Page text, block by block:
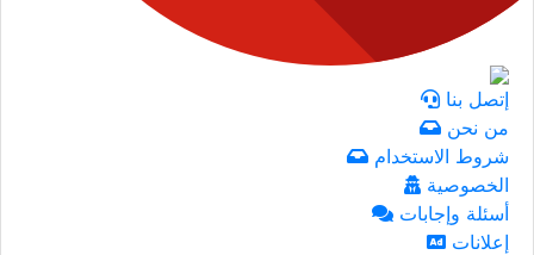
إتصل بنا
من نحن
شروط الاستخدام
الخصوصية
أسئلة وإجابات
إعلانات